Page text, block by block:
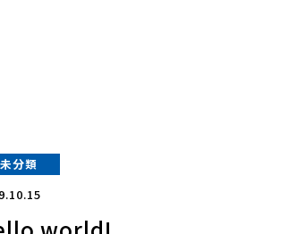
未分類